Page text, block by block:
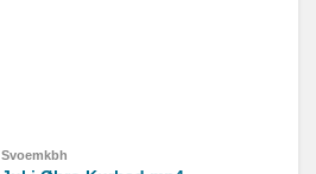
Svoemkbh